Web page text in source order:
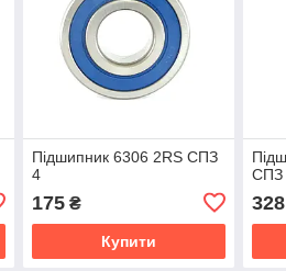
Підшипник 6306 2RS СПЗ
4
175₴
Купити
СПЗ
328